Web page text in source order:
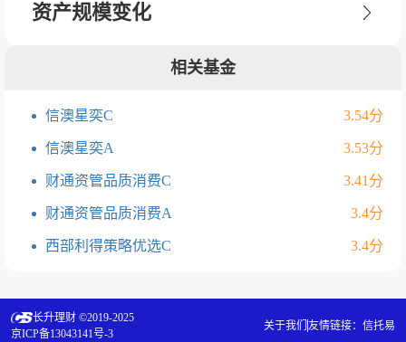
资产规模变化
相关基金
信澳星奕C 3.54分
信澳星奕A 3.53分
财通资管品质消费C 3.41分
财通资管品质消费A 3.4分
西部利得策略优选C 3.4分
长升理财 ©2019-2025
京ICP备13043141号-3
关于我们 友情链接： 信托易